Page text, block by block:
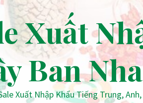
Xuất
Ban
Xuất Nhập Khẩu Tiếng Trung,